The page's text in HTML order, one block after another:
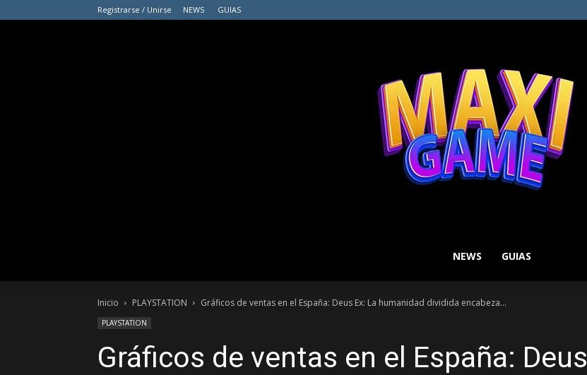
Registrarse / Unirse NEWS GUIAS
GAME
NEWS GUIAS
Inicio PLAYSTATION Gráficos de ventas en el España: Deus Ex: La humanidad dividida encabeza...
PLAYSTATION
Gráficos de ventas en el España: Deus